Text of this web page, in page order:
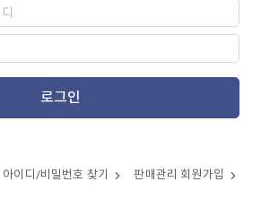
로그인
아이디/비밀번호 찾기 판매관리 회원가입